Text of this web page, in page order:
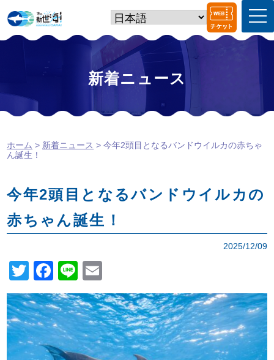
t
o
g
g
l
i
t
新着ニュース
ホーム > 新着ニュース > 今年2頭目となるバンドウイルカの赤ちゃ
ん誕生！
今年2頭目となるバンドウイルカの
赤ちゃん誕生！
2025/12/09
T
wi
tt
er
F
a
c
e
b
Li
n
e
m
ail